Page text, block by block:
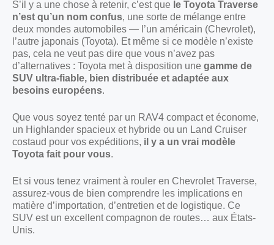
S’il y a une chose à retenir, c’est que le Toyota Traverse
n’est qu’un nom confus, une sorte de mélange entre
deux mondes automobiles — l’un américain (Chevrolet),
l’autre japonais (Toyota). Et même si ce modèle n’existe
pas, cela ne veut pas dire que vous n’avez pas
d’alternatives : Toyota met à disposition une gamme de
SUV ultra-fiable, bien distribuée et adaptée aux
besoins européens.
Que vous soyez tenté par un RAV4 compact et économe,
un Highlander spacieux et hybride ou un Land Cruiser
costaud pour vos expéditions, il y a un vrai modèle
Toyota fait pour vous.
Et si vous tenez vraiment à rouler en Chevrolet Traverse,
assurez-vous de bien comprendre les implications en
matière d’importation, d’entretien et de logistique. Ce
SUV est un excellent compagnon de routes… aux États-
Unis.